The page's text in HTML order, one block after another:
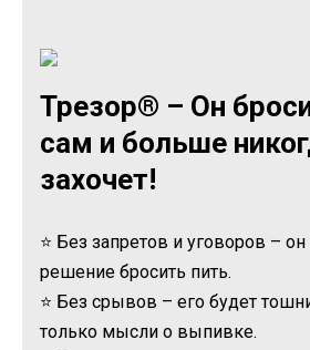
Трезор® – Он
сам и больше
захочет!
⭐ Без запретов и уговоров –
решение бросить пить.
⭐ Без срывов – его будет
только мысли о выпивке.